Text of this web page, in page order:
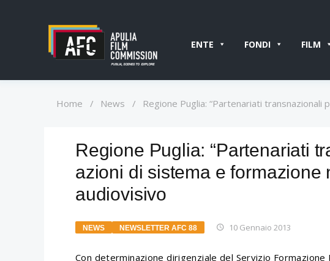
ENTE FONDI FILM
Home / News / Regione Puglia: “Partenariati
Regione Puglia: “Partenariati
azioni di sistema e formazione
audiovisivo
NEWS NEWSLETTER AFC 88 10 Gennaio 2013
Con determinazione dirigenziale del Servizio